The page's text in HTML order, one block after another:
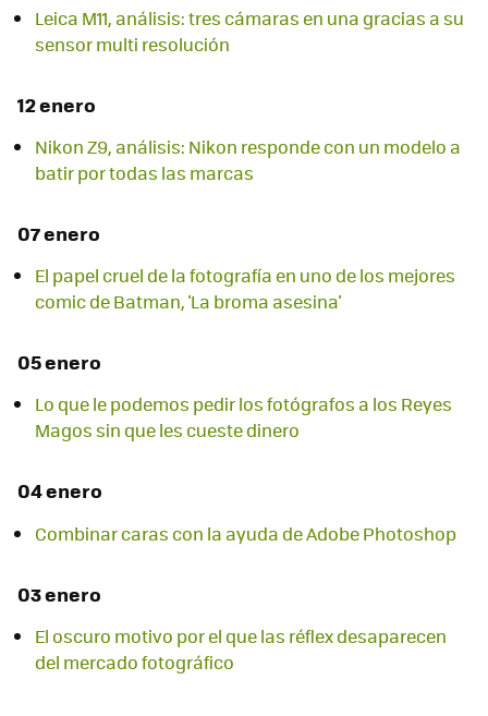
Leica M11, análisis: tres cámaras en una gracias a su
sensor multi resolución
12 enero
Nikon Z9, análisis: Nikon responde con un modelo a
batir por todas las marcas
07 enero
El papel cruel de la fotografía en uno de los mejores
comic de Batman, 'La broma asesina'
05 enero
Lo que le podemos pedir los fotógrafos a los Reyes
Magos sin que les cueste dinero
04 enero
Combinar caras con la ayuda de Adobe Photoshop
03 enero
El oscuro motivo por el que las réflex desaparecen
del mercado fotográfico